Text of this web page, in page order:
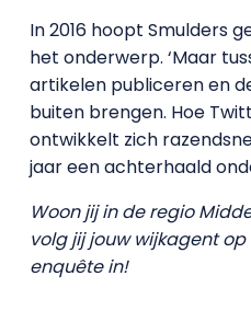
In 2016 hoopt Smulders
het onderwerp. ‘Maar
artikelen publiceren en
buiten brengen. Hoe
ontwikkelt zich
jaar een achterhaald
Woon jij in de regio
volg jij jouw wijkagent
enquête in!